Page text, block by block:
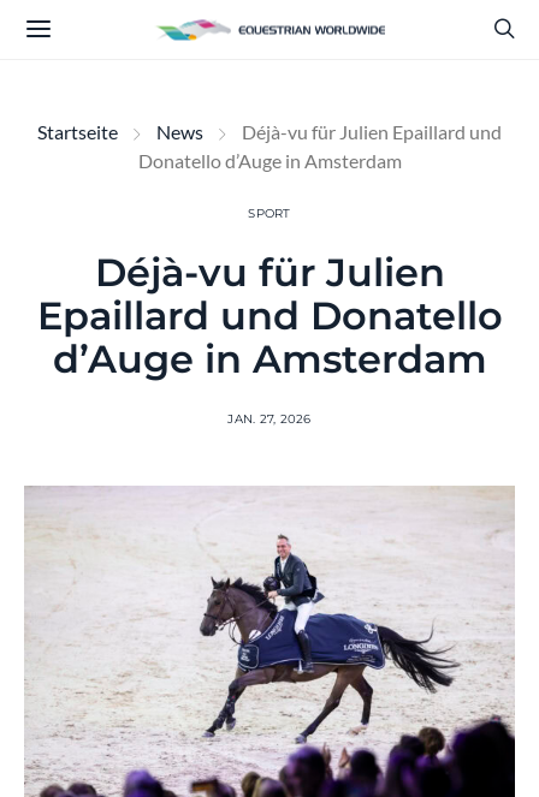
Startseite News
Déjà-vu für Julien Epaillard und
Donatello d’Auge in Amsterdam
SPORT
Déjà-vu für Julien
Epaillard und Donatello
d’Auge in Amsterdam
JAN. 27, 2026